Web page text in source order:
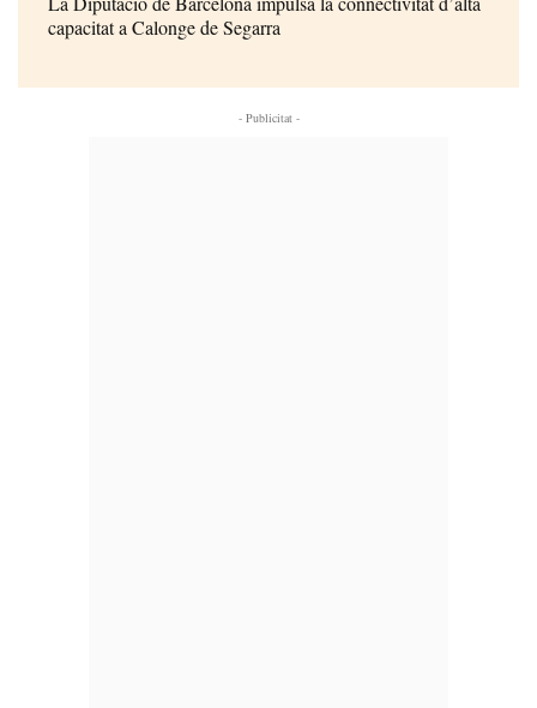
capacitat a Calonge de Segarra
- Publicitat -